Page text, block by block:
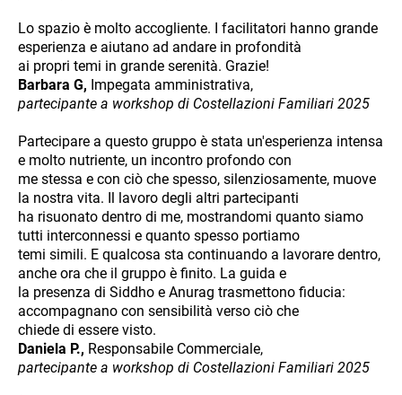
Lo spazio è molto accogliente. I facilitatori hanno grande
esperienza e aiutano ad andare in profondità
ai propri temi in grande serenità. Grazie!
Barbara G, Impegata amministrativa,
partecipante a workshop di Costellazioni Familiari 2025
Partecipare a questo gruppo è stata un'esperienza intensa
e molto nutriente, un incontro profondo con
me stessa e con ciò che spesso, silenziosamente, muove
la nostra vita. Il lavoro degli altri partecipanti
ha risuonato dentro di me, mostrandomi quanto siamo
tutti interconnessi e quanto spesso portiamo
temi simili. E qualcosa sta continuando a lavorare dentro,
anche ora che il gruppo è finito. La guida e
la presenza di Siddho e Anurag trasmettono fiducia:
accompagnano con sensibilità verso ciò che
chiede di essere visto.
Daniela P., Responsabile Commerciale,
partecipante a workshop di Costellazioni Familiari 2025